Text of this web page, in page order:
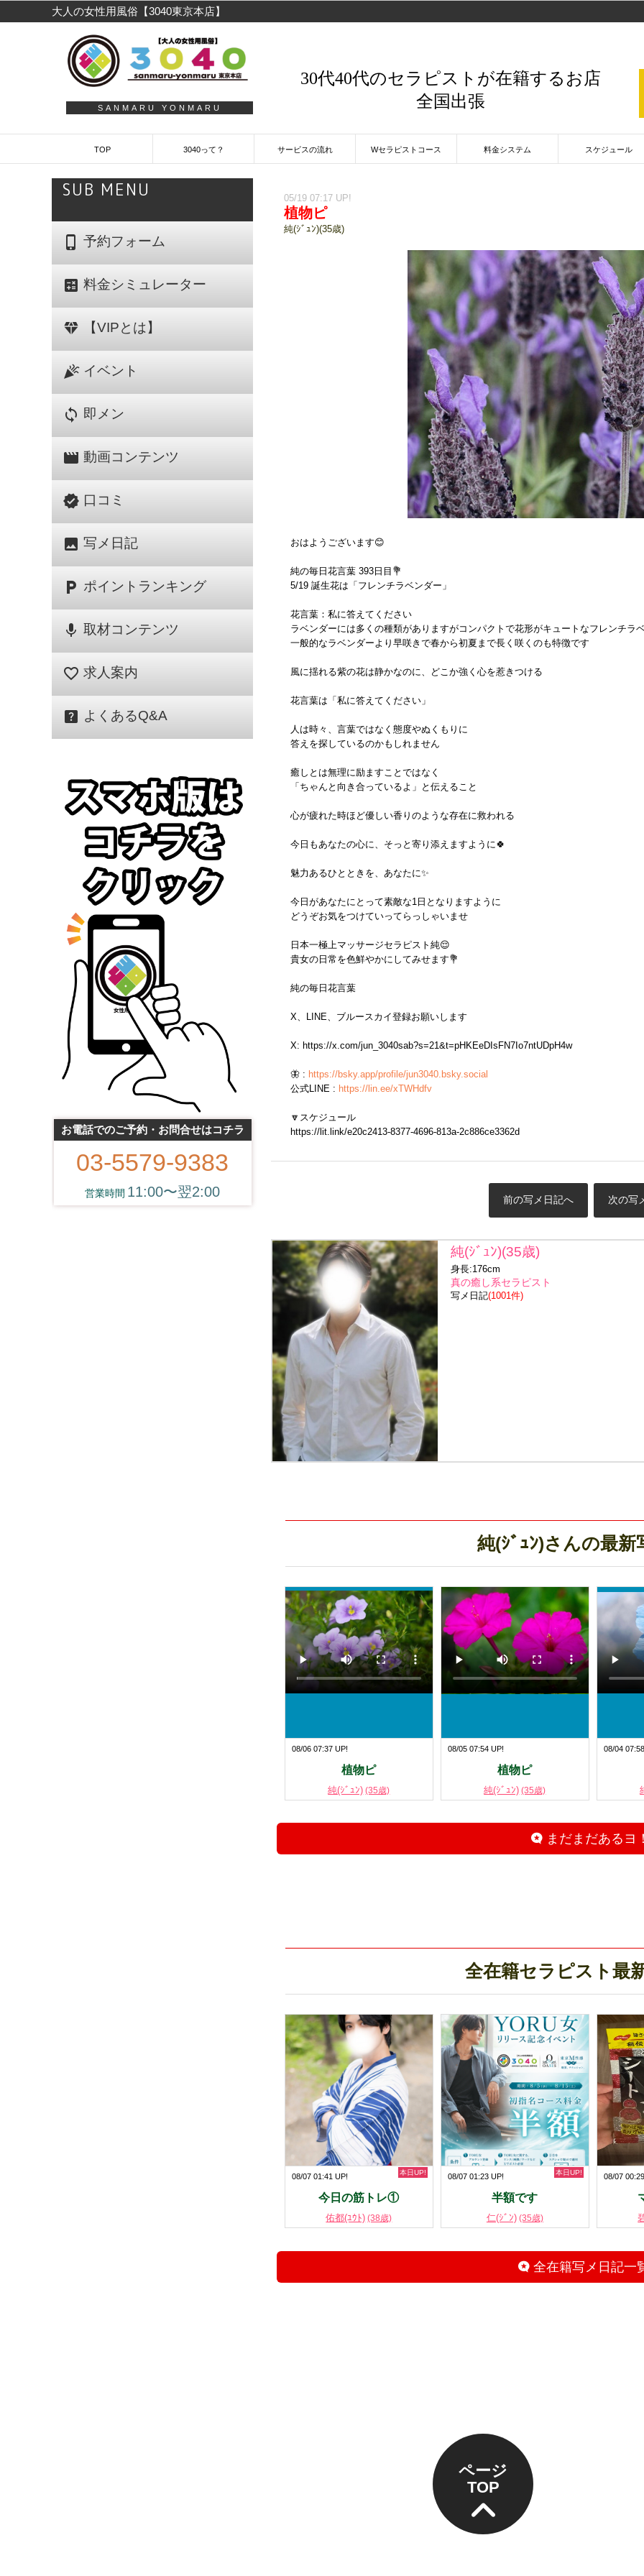
大人の女性用風俗【3040東京本店】
SANMARU YONMARU
30代40代のセラピストが在籍するお店
全国出張
TOP 3040って？ サービスの流れ Wセラピストコース 料金システム スケジュール
SUB MENU
phone_iphone 予約フォーム
calculate 料金シミュレーター
diamond 【VIPとは】
celebration イベント
sync 即メン
movie 動画コンテンツ
verified 口コミ
image 写メ日記
local_parking ポイントランキング
mic 取材コンテンツ
favorite_border 求人案内
help_center よくあるQ&A
お電話でのご予約・お問合せはコチラ
03-5579-9383
11:00〜翌2:00
05/19 07:17 UP!
植物ピ
純(ｼﾞｭﾝ)(35歳)
おはようございます😊
純の毎日花言葉 393日目💐
5/19 誕生花は「フレンチラベンダー」
花言葉：私に答えてください
ラベンダーには多くの種類がありますがコンパクトで花形がキュートなフレンチ
一般的なラベンダーより早咲きで春から初夏まで長く咲くのも特徴です
風に揺れる紫の花は静かなのに、どこか強く心を惹きつける
花言葉は「私に答えてください」
人は時々、言葉ではなく態度やぬくもりに
答えを探しているのかもしれません
癒しとは無理に励ますことではなく
「ちゃんと向き合っているよ」と伝えること
心が疲れた時ほど優しい香りのような存在に救われる
今日もあなたの心に、そっと寄り添えますように🍀
魅力あるひとときを、あなたに✨
今日があなたにとって素敵な1日となりますように
どうぞお気をつけていってらっしゃいませ
日本一極上マッサージセラピスト純😌
貴女の日常を色鮮やかにしてみせます💐
純の毎日花言葉
X、LINE、ブルースカイ登録お願いします
X: https://x.com/jun_3040sab?s=21&t=pHKEeDIsFN7Io7ntUDpH4w
🦋 : https://bsky.app/profile/jun3040.bsky.social
公式LINE : https://lin.ee/xTWHdfv
🔽スケジュール
https://lit.link/e20c2413-8377-4696-813a-2c886ce3362d
前の写メ日記へ 次の写
純(ｼﾞｭﾝ)(35歳)
身長:176cm
真の癒し系セラピスト
写メ日記(1001件)
純(ｼﾞｭﾝ)さんの最新
08/06 07:37 UP!
植物ピ
純(ｼﾞｭﾝ) (35歳)
08/05 07:54 UP!
植物ピ
純(ｼﾞｭﾝ) (35歳)
08/04
まだまだあるヨ
全在籍セラピスト最
08/07 01:41 UP! 本日UP!
今日の筋トレ①
佑都(ﾕｳﾄ) (38歳)
08/07 01:23 UP! 本日UP!
半額です
仁(ｼﾞﾝ) (35歳)
08/07
全在籍写メ日記一
ページ
TOP